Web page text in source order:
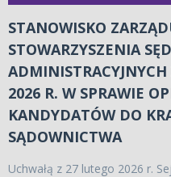
STANOWISKO
STOWARZYSZENIA
2026 R. W SPRAWIE
KANDYDATÓW DO
SĄDOWNICTWA
Uchwałą z 27 lutego 2026 r.